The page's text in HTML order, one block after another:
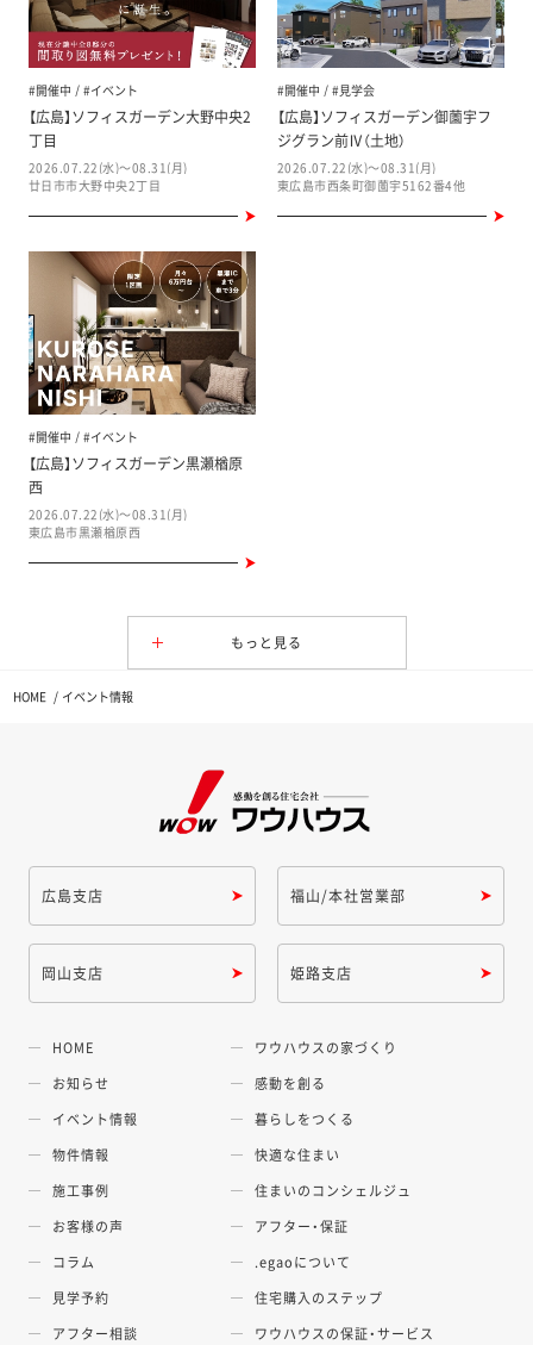
HOME イベント情報
#開催中 #イベント
【広島】ソフィスガーデン大野中央2
丁目
2026.07.22(水)～08.31(月)
廿日市市大野中央2丁目
#開催中 #見学会
【広島】ソフィスガーデン御薗宇フ
ジグラン前Ⅳ（土地）
2026.07.22(水)～08.31(月)
東広島市西条町御薗宇5162番4他
#開催中 #イベント
【広島】ソフィスガーデン黒瀬楢原
西
2026.07.22(水)～08.31(月)
東広島市黒瀬楢原西
もっと見る
広島支店 福山/本社営業部
岡山支店 姫路支店
HOME
ワウハウスの家づくり
お知らせ
感動を創る
イベント情報
暮らしをつくる
物件情報
快適な住まい
施工事例
住まいのコンシェルジュ
お客様の声
アフター・保証
コラム
.egaoについて
見学予約
住宅購入のステップ
アフター相談
ワウハウスの保証・サービス